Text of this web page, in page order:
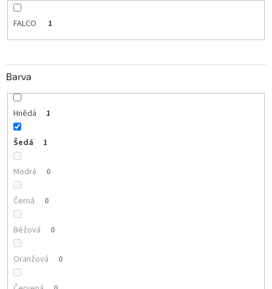
FALCO 1
Barva
Hnědá 1
Šedá 1
Modrá 0
Černá 0
Béžová 0
Oranžová 0